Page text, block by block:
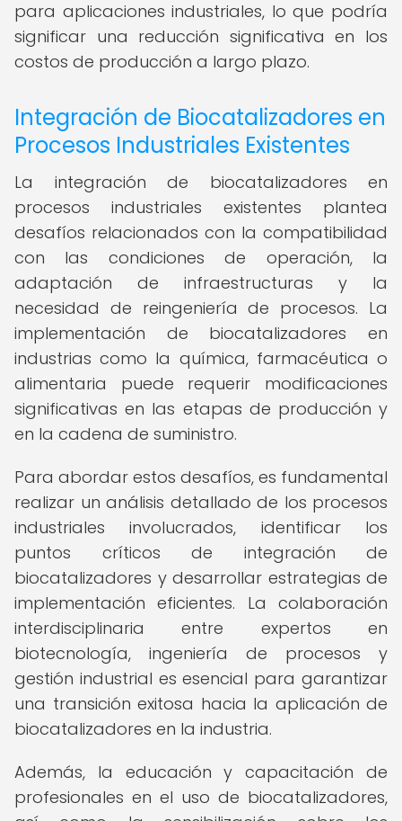
para aplicaciones industriales, lo que podría
significar una reducción significativa en los
costos de producción a largo plazo.
Integración de Biocatalizadores en
Procesos Industriales Existentes
La integración de biocatalizadores en
procesos industriales existentes plantea
desafíos relacionados con la compatibilidad
con las condiciones de operación, la
adaptación de infraestructuras y la
necesidad de reingeniería de procesos. La
implementación de biocatalizadores en
industrias como la química, farmacéutica o
alimentaria puede requerir modificaciones
significativas en las etapas de producción y
en la cadena de suministro.
Para abordar estos desafíos, es fundamental
realizar un análisis detallado de los procesos
industriales involucrados, identificar los
puntos críticos de integración de
biocatalizadores y desarrollar estrategias de
implementación eficientes. La colaboración
interdisciplinaria entre expertos en
biotecnología, ingeniería de procesos y
gestión industrial es esencial para garantizar
una transición exitosa hacia la aplicación de
biocatalizadores en la industria.
Además, la educación y capacitación de
profesionales en el uso de biocatalizadores,